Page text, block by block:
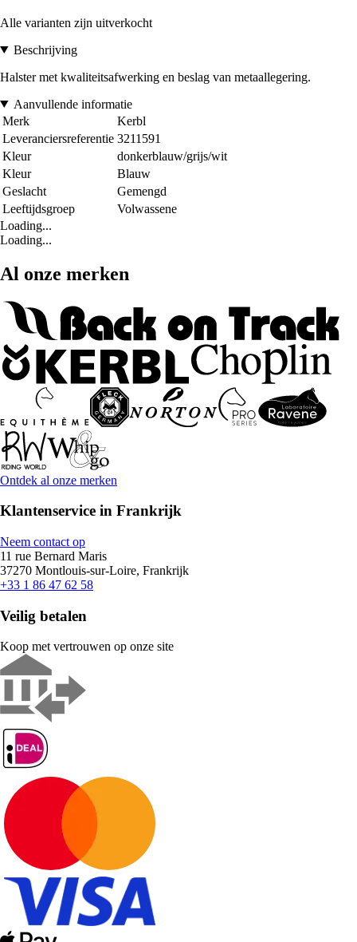
Alle varianten zijn uitverkocht
Beschrijving
Halster met kwaliteitsafwerking en beslag van metaallegering.
Aanvullende informatie
Merk
Kerbl
Leveranciersreferentie 3211591
Kleur
donkerblauw/grijs/wit
Kleur
Blauw
Geslacht
Gemengd
Leeftijdsgroep
Volwassene
Loading...
Loading...
Al onze merken
Ontdek al onze merken
Klantenservice in Frankrijk
Neem contact op
11 rue Bernard Maris
37270 Montlouis-sur-Loire, Frankrijk
+33 1 86 47 62 58
Veilig betalen
Koop met vertrouwen op onze site